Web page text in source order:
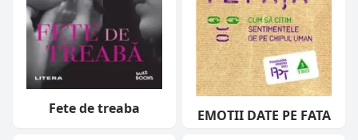
Fete de treaba EMOTII DATE PE FATA